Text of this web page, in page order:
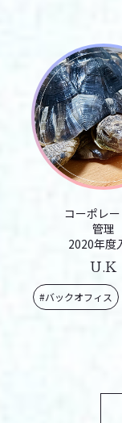
コーポレ
管理
2020年度
U.K
#バックオフィス